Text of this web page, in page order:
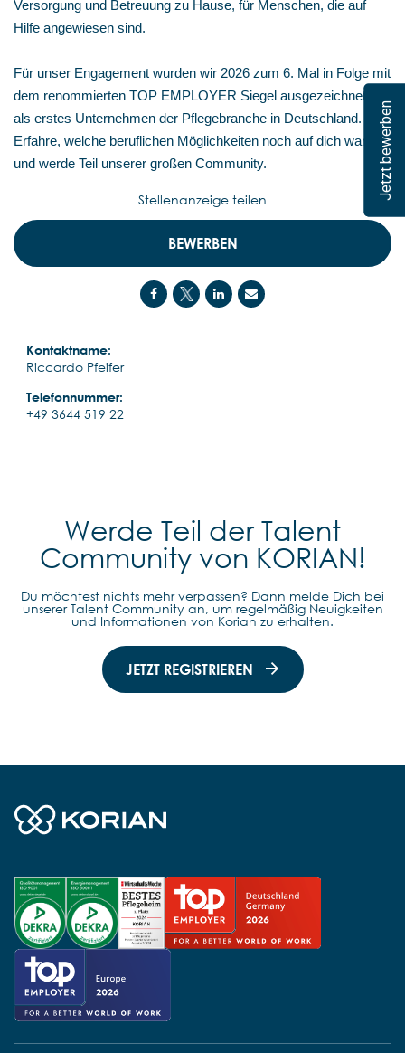
Jetzt bewerben
Versorgung und Betreuung zu Hause, für Menschen, die auf
Hilfe angewiesen sind.
Für unser Engagement wurden wir 2026 zum 6. Mal in Folge mit
dem renommierten TOP EMPLOYER Siegel ausgezeichnet –
als erstes Unternehmen der Pflegebranche in Deutschland.
Erfahre, welche beruflichen Möglichkeiten noch auf dich warten,
und werde Teil unserer großen Community.
BEWERBEN
Kontaktname:
Riccardo Pfeifer
Telefonnummer:
+49 3644 519 22
Stellenanzeige teilen
Werde Teil der Talent
Community von KORIAN!
Du möchtest nichts mehr verpassen? Dann melde Dich bei
unserer Talent Community an, um regelmäßig Neuigkeiten
und Informationen von Korian zu erhalten.
JETZT REGISTRIEREN